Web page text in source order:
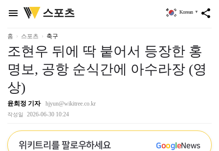
menu
위
키
리
스포츠 share
Korean ▼
홈 스포츠 축구
조현우 뒤에 딱 붙어서 등장한 홍
명보, 공항 순식간에 아수라장 (영
상)
윤희정 기자 hjyun@wikitree.co.kr
작성일 2026-06-30 10:24
위키트리를 팔로우하세요 GoogleNews